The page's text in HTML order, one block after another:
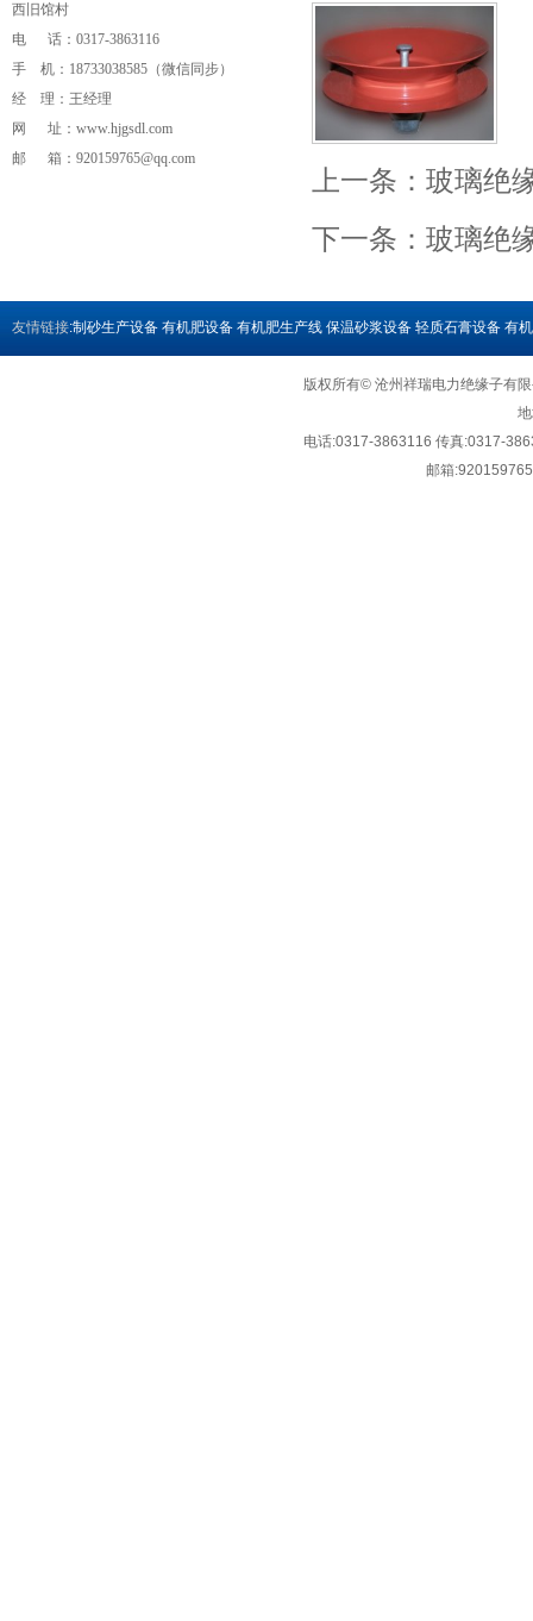
西旧馆村
电 话：0317-3863116
手 机：18733038585（微信同步）
经 理：王经理
网 址：www.hjgsdl.com
邮 箱： 920159765@qq.com
上一条： 玻璃绝
下一条： 玻璃绝
友情链接:制砂生产设备 有机肥设备 有机肥生产线 保温砂浆设备 轻质石膏设备 有
版权所有© 沧州祥瑞电力绝缘子有
电话:0317-3863116 传真:0317-
邮箱: